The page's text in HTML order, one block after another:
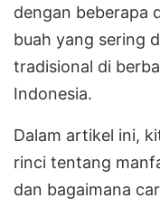
dengan beberapa
buah yang sering
tradisional di
Indonesia.
Dalam artikel ini,
rinci tentang
dan bagaimana